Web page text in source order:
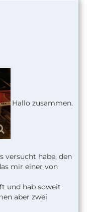
Hallo zusammen.
versucht habe, den
mir einer von
und hab soweit
aber zwei